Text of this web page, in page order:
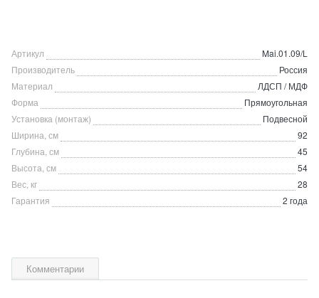
Артикул
Mai.01.09/L
Производитель
Россия
Материал
ЛДСП / МДФ
Форма
Прямоугольная
Установка (монтаж)
Подвесной
Ширина, см
92
Глубина, см
45
Высота, см
54
Вес, кг
28
Гарантия
2 года
Комментарии